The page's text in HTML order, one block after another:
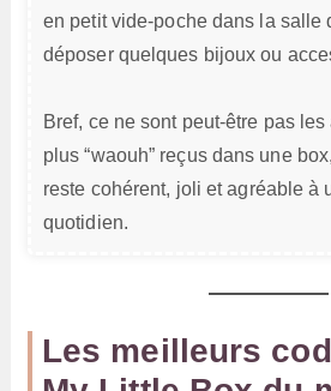
en petit vide-poche dans la salle
déposer quelques bijoux ou
Bref, ce ne sont peut-être pas
plus “waouh” reçus dans une
reste cohérent, joli et agréable à
quotidien.
Les meilleurs